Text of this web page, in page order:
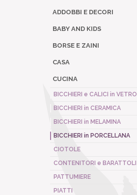
ADDOBBI E DECORI
BABY AND KIDS
BORSE E ZAINI
CASA
CUCINA
BICCHIERI e CALICI in VETRO
BICCHIERI in CERAMICA
BICCHIERI in MELAMINA
BICCHIERI in PORCELLANA
CIOTOLE
CONTENITORI e BARATTOLI
PATTUMIERE
PIATTI